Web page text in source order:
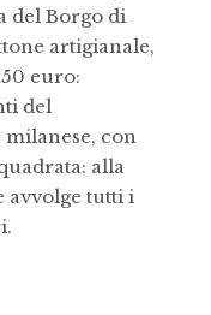
del Borgo di
artigianale,
euro:
del
con
alla
avvolge tutti i